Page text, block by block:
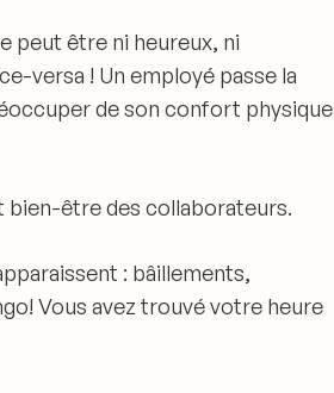
peut être ni heureux, ni
versa ! Un employé passe la
de son confort physique
bien-êtredes collaborateurs.
: bâillements,
Vous avez trouvé votre heure